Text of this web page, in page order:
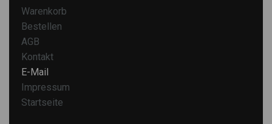
Warenkorb
Bestellen
AGB
Kontakt
E-Mail
Impressum
Startseite